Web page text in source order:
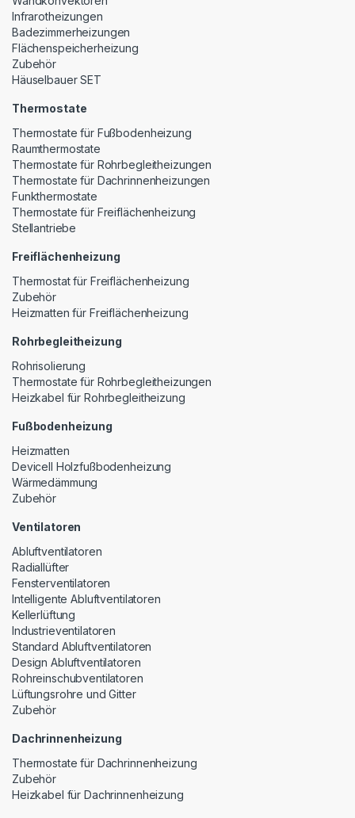
Infrarotheizungen
Badezimmerheizungen
Flächenspeicherheizung
Zubehör
Häuselbauer SET
Thermostate
Thermostate für Fußbodenheizung
Raumthermostate
Thermostate für Rohrbegleitheizungen
Thermostate für Dachrinnenheizungen
Funkthermostate
Thermostate für Freiflächenheizung
Stellantriebe
Freiflächenheizung
Thermostat für Freiflächenheizung
Zubehör
Heizmatten für Freiflächenheizung
Rohrbegleitheizung
Rohrisolierung
Thermostate für Rohrbegleitheizungen
Heizkabel für Rohrbegleitheizung
Fußbodenheizung
Heizmatten
Devicell Holzfußbodenheizung
Wärmedämmung
Zubehör
Ventilatoren
Abluftventilatoren
Radiallüfter
Fensterventilatoren
Intelligente Abluftventilatoren
Kellerlüftung
Industrieventilatoren
Standard Abluftventilatoren
Design Abluftventilatoren
Rohreinschubventilatoren
Lüftungsrohre und Gitter
Zubehör
Dachrinnenheizung
Thermostate für Dachrinnenheizung
Zubehör
Heizkabel für Dachrinnenheizung